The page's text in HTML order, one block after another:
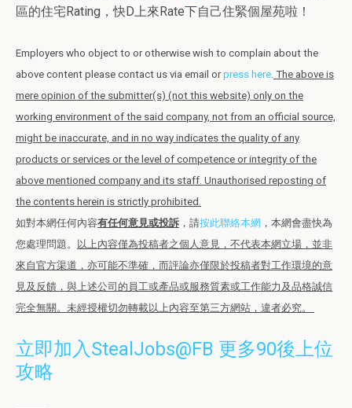
區的住宅Rating，快D上來Rate下自己住緊個屋苑啦！
Employers who object to or otherwise wish to complain about the
above content please contact us via email orpress here. The above is
mere opinion of the submitter(s) (not this website) only on the
working environment of the said company, not from an official source,
might be inaccurate, and in no way indicates the quality of any
products or services or the level of competence or integrity of the
above mentioned company and its staff. Unauthorised reposting of
the contents herein is strictly prohibited.
如對本網任何內容有任何意見或投訴 ，請按此聯絡本網 ，本網會盡快為
您處理問題。
以上內容僅為投稿者之個人意見，不代表本網立場，並非
來自官方渠道，亦可能不準確，而評論亦僅限於投稿者對工作環境的意
見及反饋，與上述公司的員工或產品或服務質素或工作能力及品格誠信
完全無關。未經授權切勿轉載以上內容至第三方網站，違者必究。
立即加入StealJobs@FB 更多90後上位
攻略